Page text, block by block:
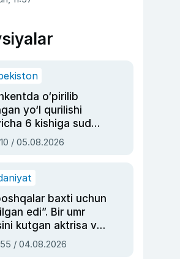
qilgan Zebo Rahimova
o‘pirilib
yo‘l qurilishi
6 kishiga sud
o‘qildi
/ 05.08.2026
baxti uchun
edi”. Bir umr
kutgan aktrisa va
ustasi Rimma
/ 04.08.2026